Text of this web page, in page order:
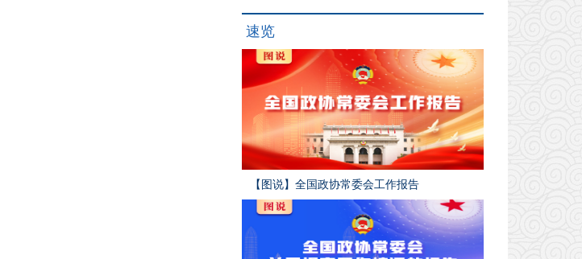
速览
【图说】全国政协常委会工作报告